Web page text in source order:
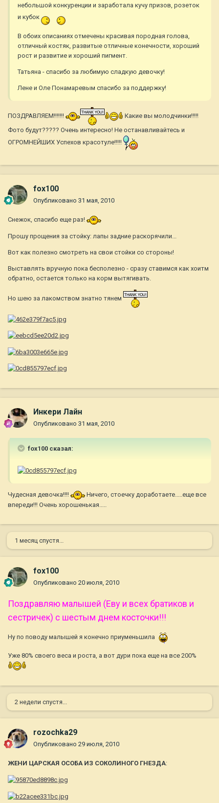
небольшой конкуренции и заработала кучу призов, розеток
и кубок
В обоих описаниях отмечены красивая породная голова,
отличный костяк, развитые отличные конечности, хороший
рост и развитие и хороший пигмент.
Татьяна - спасибо за любимую сладкую девочку!
Лене и Оле Понамаревым спасибо за поддержку!
ПОЗДРАВЛЯЕМ!!!!!!!
Какие вы молодчинки!!!!!
Фото будут????? Очень интересно! Не останавливайтесь и
ОГРОМНЕЙШИХ Успехов красотуле!!!!!
fox100
Опубликовано 31 мая, 2010
Снежок, спасибо еще раз!
Прошу прощения за стойку: лапы задние раскорячили...
Вот как полезно смотреть на свои стойки со стороны!
Выставлять вручную пока бесполезно - сразу ставимся как хоитм
обратно, остается только на корм вытягивать.
Но шею за лакомством знатно тянем
Инкери Лайн
Опубликовано 31 мая, 2010
fox100 сказал:
Чудесная девочка!!!!
Ничего, стоечку доработаете.....еще все
впереди!!! Очень хорошенькая.....
1 месяц спустя...
fox100
Опубликовано 20 июля, 2010
Поздравляю малышей (Еву и всех братиков и
сестричек) с шестым днем косточки!!!
Ну по поводу малышей я конечно приуменьшила
Уже 80% своего веса и роста, а вот дури пока еще на все 200%
2 недели спустя...
rozochka29
Опубликовано 29 июля, 2010
ЖЕНИ ЦАРСКАЯ ОСОБА ИЗ СОКОЛИНОГО ГНЕЗДА: